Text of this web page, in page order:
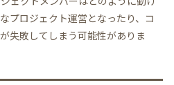
プロジェクト運営となったり、コ
失敗してしまう可能性がありま